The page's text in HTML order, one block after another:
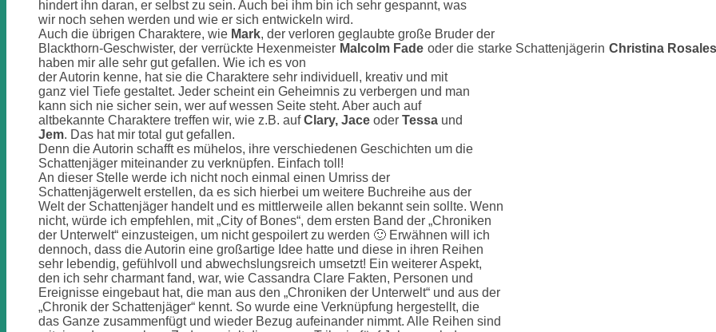
hindert ihn daran, er selbst zu sein. Auch bei ihm bin ich sehr gespannt, was
wir noch sehen werden und wie er sich entwickeln wird.
Auch die übrigen Charaktere, wie Mark, der verloren geglaubte große Bruder der
Blackthorn-Geschwister, der verrückte Hexenmeister Malcolm Fade oder die starke Schattenjägerin Christina
haben mir alle sehr gut gefallen. Wie ich es von
der Autorin kenne, hat sie die Charaktere sehr individuell, kreativ und mit
ganz viel Tiefe gestaltet. Jeder scheint ein Geheimnis zu verbergen und man
kann sich nie sicher sein, wer auf wessen Seite steht. Aber auch auf
altbekannte Charaktere treffen wir, wie z.B. aufClary, Jace oder Tessa und
Jem. Das hat mir total gut gefallen.
Denn die Autorin schafft es mühelos, ihre verschiedenen Geschichten um die
Schattenjäger miteinander zu verknüpfen. Einfach toll!
An dieser Stelle werde ich nicht noch einmal einen Umriss der
Schattenjägerwelt erstellen, da es sich hierbei um weitere Buchreihe aus der
Welt der Schattenjäger handelt und es mittlerweile allen bekannt sein sollte. Wenn
nicht, würde ich empfehlen, mit „City of Bones“, dem ersten Band der „Chroniken
der Unterwelt“ einzusteigen, um nicht gespoilert zu werden 🙂 Erwähnen will ich
dennoch, dass die Autorin eine großartige Idee hatte und diese in ihren Reihen
sehr lebendig, gefühlvoll und abwechslungsreich umsetzt! Ein weiterer Aspekt,
den ich sehr charmant fand, war, wie Cassandra Clare Fakten, Personen und
Ereignisse eingebaut hat, die man aus den „Chroniken der Unterwelt“ und aus der
„Chronik der Schattenjäger“ kennt. So wurde eine Verknüpfung hergestellt, die
das Ganze zusammenfügt und wieder Bezug aufeinander nimmt. Alle Reihen sind